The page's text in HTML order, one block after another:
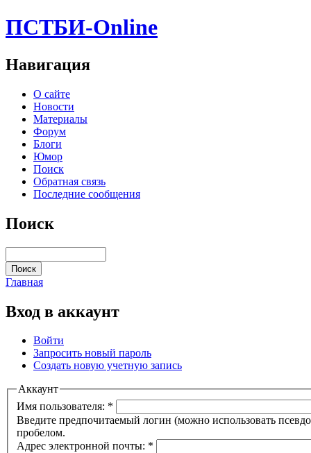
ПСТБИ-Online
Навигация
О сайте
Новости
Материалы
Форум
Блоги
Юмор
Поиск
Обратная связь
Последние сообщения
Поиск
Главная
Вход в аккаунт
Войти
Запросить новый пароль
Создать новую учетную запись
Аккаунт
Имя пользователя: *
Введите предпочитаемый логин (можно использовать
пробелом.
Адрес электронной почты: *